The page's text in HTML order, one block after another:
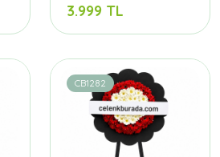
3.999 TL
CB1282